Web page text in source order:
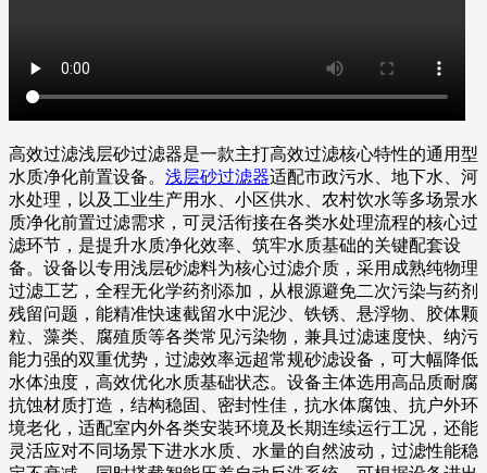
高效过滤浅层砂过滤器是一款主打高效过滤核心特性的通用型
水质净化前置设备。 浅层砂过滤器适配市政污水、地下水、河
水处理，以及工业生产用水、小区供水、农村饮水等多场景水
质净化前置过滤需求，可灵活衔接在各类水处理流程的核心过
滤环节，是提升水质净化效率、筑牢水质基础的关键配套设
备。设备以专用浅层砂滤料为核心过滤介质，采用成熟纯物理
过滤工艺，全程无化学药剂添加，从根源避免二次污染与药剂
残留问题，能精准快速截留水中泥沙、铁锈、悬浮物、胶体颗
粒、藻类、腐殖质等各类常见污染物，兼具过滤速度快、纳污
能力强的双重优势，过滤效率远超常规砂滤设备，可大幅降低
水体浊度，高效优化水质基础状态。设备主体选用高品质耐腐
抗蚀材质打造，结构稳固、密封性佳，抗水体腐蚀、抗户外环
境老化，适配室内外各类安装环境及长期连续运行工况，还能
灵活应对不同场景下进水水质、水量的自然波动，过滤性能稳